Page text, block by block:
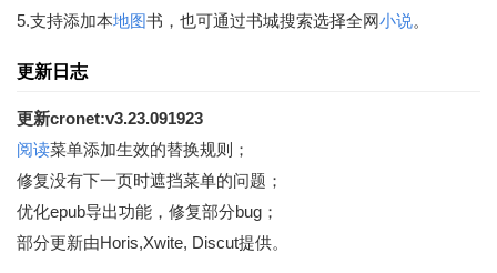
5.支持添加本地图书，也可通过书城搜索选择全网小说。
更新日志
更新cronet:v3.23.091923
阅读菜单添加生效的替换规则；
修复没有下一页时遮挡菜单的问题；
优化epub导出功能，修复部分bug；
部分更新由Horis,Xwite, Discut提供。